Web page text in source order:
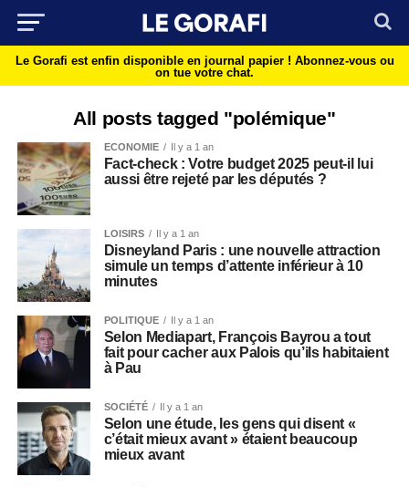
Le Gorafi est enfin disponible en journal papier ! Abonnez-vous ou
on tue votre chat.
All posts tagged "polémique"
ECONOMIE Il y a 1 an
Fact-check : Votre budget 2025 peut-il lui
aussi être rejeté par les députés ?
LOISIRS Il y a 1 an
Disneyland Paris : une nouvelle attraction
simule un temps d’attente inférieur à 10
minutes
POLITIQUE Il y a 1 an
Selon Mediapart, François Bayrou a tout
fait pour cacher aux Palois qu’ils habitaient
à Pau
SOCIÉTÉ Il y a 1 an
Selon une étude, les gens qui disent «
c’était mieux avant » étaient beaucoup
mieux avant